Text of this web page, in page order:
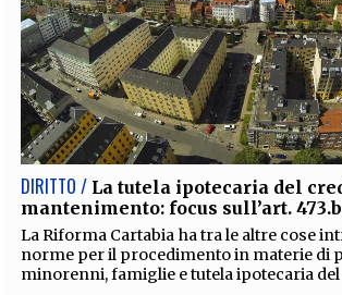
DIRITTO / La tutela ipotecaria del
mantenimento: focus sull’art.
La Riforma Cartabia ha tra le altre cose
norme per il procedimento in materie di
minorenni, famiglie e tutela ipotecaria